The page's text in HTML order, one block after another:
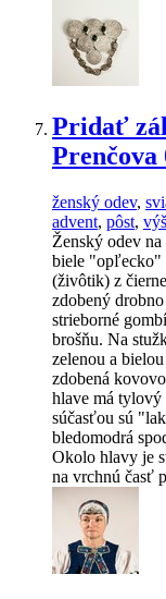
Pridať
Prenčova
ženský odev,
advent, pôst,
Ženský odev
biele "opľecko"
(živôtik) z
zdobený
strieborné
brošňu. Na
zelenou a
zdobená
hlave má
súčasťou sú
bledomodrá
Okolo hlavy je
na vrchnú časť